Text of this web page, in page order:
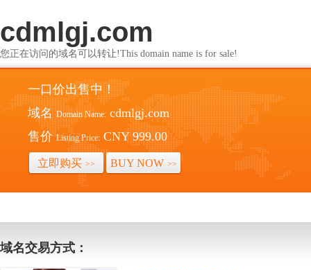
cdmlgj.com
您正在访问的域名可以转让!This domain name is for sale!
一口价出售中！
域名 Domain Name: cdmlgj.com
售价 Listing Price: CNY 999.00
立即购买 >> BUY NOW >>
域名交易方式：